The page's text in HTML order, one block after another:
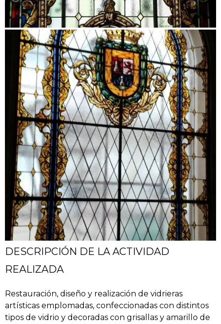
DESCRIPCIÓN DE LA ACTIVIDAD
REALIZADA
Restauración, diseño y realización de vidrieras
artísticas emplomadas, confeccionadas con distintos
tipos de vidrio y decoradas con grisallas y amarillo de